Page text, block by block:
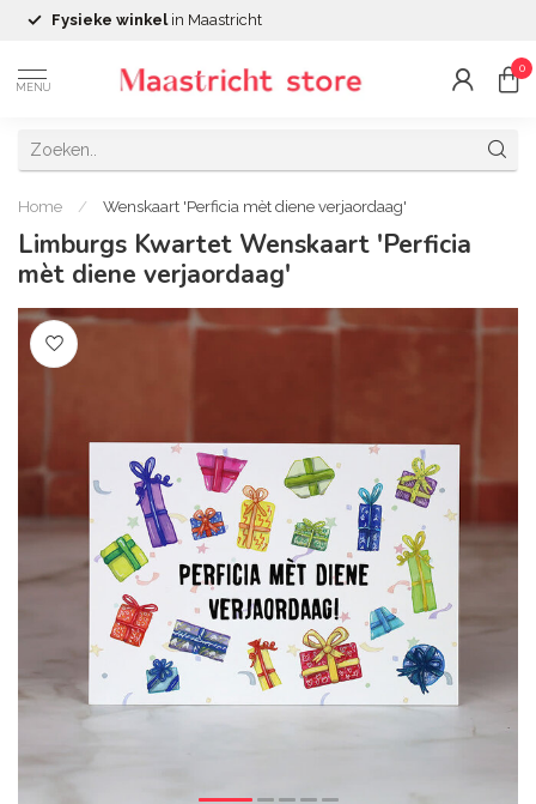
Fysieke winkel in Maastricht
MENU
0
Home / Wenskaart 'Perficia mèt diene verjaordaag'
Limburgs Kwartet Wenskaart 'Perficia
mèt diene verjaordaag'